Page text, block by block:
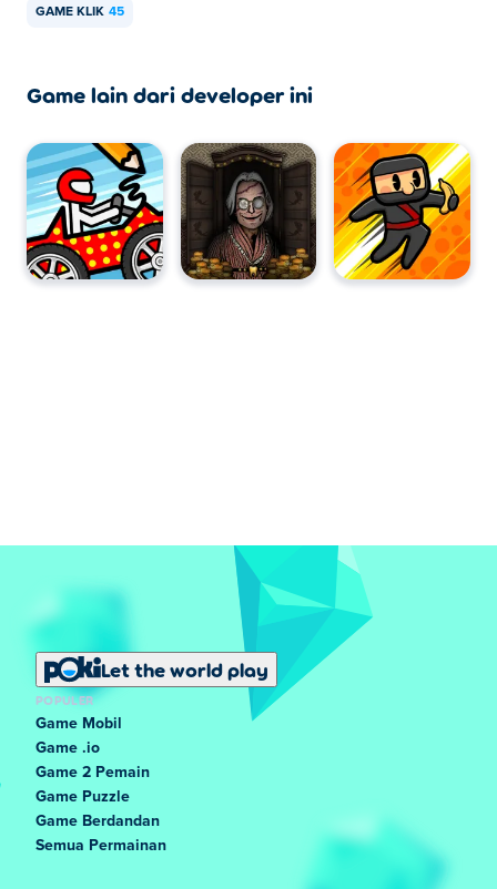
GAME KLIK 45
Game lain dari developer ini
Let the world play
POPULER
Game Mobil
Game .io
Game 2 Pemain
Game Puzzle
Game Berdandan
Semua Permainan